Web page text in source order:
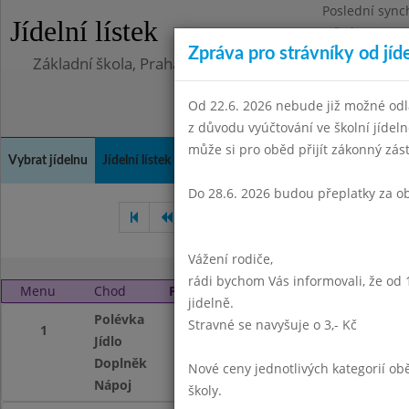
Jídelní lístek
Poslední
Středa
Základní škola, Praha 4, Na Líše 16
Vybrat jídelnu Jídelní lístek Kontakty a informace
Menu Chod Pondělí 3. 11. 2014 (11:30 - 13:45)
1
Polévka
Franfurská
Jídlo
Doplněk
ovocný kompot
Nápoj
Zpráva pro strávníky od
Od 22.6. 2026 nebude již možné
z důvodu vyúčtování ve školní
může si pro oběd přijít zákonný
Do 28.6. 2026 budou přeplatky za
Vážení rodiče,
rádi bychom Vás informovali, že od
jidelně.
Stravné se navyšuje o 3,- Kč
Nové ceny jednotlivých kategorií
školy.